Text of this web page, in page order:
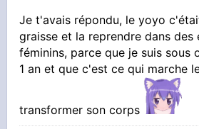
Je t'avais répondu, le yoyo
graisse et la reprendre dans des
féminins, parce que je suis
1 an et que c'est ce qui marche
transformer son corps